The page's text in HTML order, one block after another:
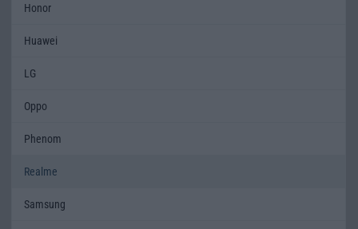
Honor
Huawei
LG
Oppo
Phenom
Realme
Samsung